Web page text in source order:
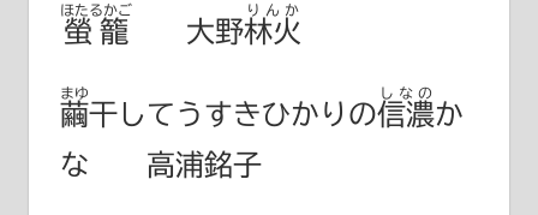
螢籠
ほたるかご
大野林火
りんか
繭
まゆ
干してうすきひかりの信濃
しなの
か
な 高浦銘子